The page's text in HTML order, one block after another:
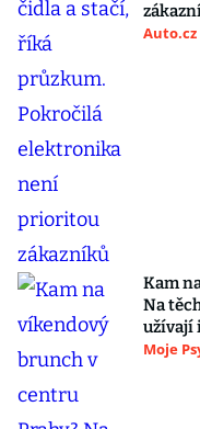
Auto.cz
Kam
Na
užívají
Moje